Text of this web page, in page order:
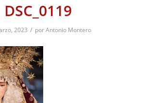
DSC_0119
2023 / porAntonio Montero